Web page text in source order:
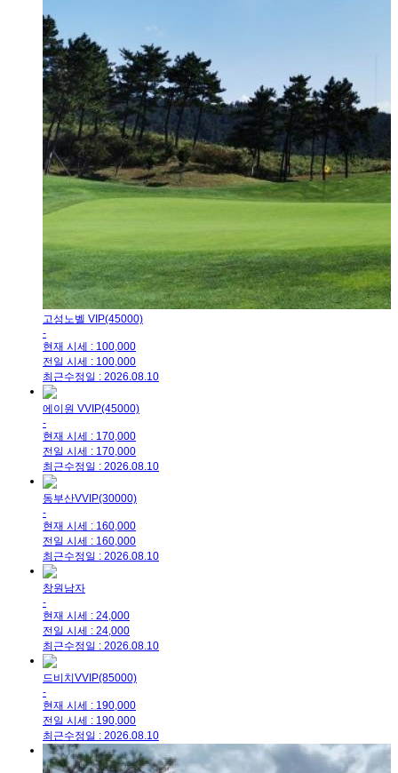
고성노벨 VIP(45000)
-
현재 시세 : 100,000
전일 시세 : 100,000
최근수정일 : 2026.08.10
에이원 VVIP(45000)
-
현재 시세 : 170,000
전일 시세 : 170,000
최근수정일 : 2026.08.10
동부산VVIP(30000)
-
현재 시세 : 160,000
전일 시세 : 160,000
최근수정일 : 2026.08.10
창원남자
-
현재 시세 : 24,000
전일 시세 : 24,000
최근수정일 : 2026.08.10
드비치VVIP(85000)
-
현재 시세 : 190,000
전일 시세 : 190,000
최근수정일 : 2026.08.10